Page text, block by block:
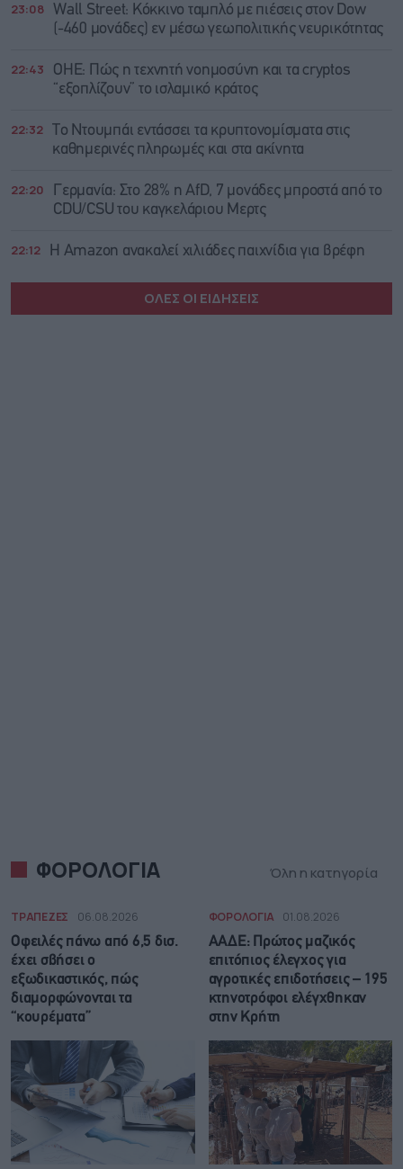
23:08
Wall Street: Κόκκινο ταμπλό με πιέσεις στον Dow
(-460 μονάδες) εν μέσω γεωπολιτικής νευρικότητας
22:43
ΟΗΕ: Πώς η τεχνητή νοημοσύνη και τα cryptos
“εξοπλίζουν” το ισλαμικό κράτος
22:32
Το Ντουμπάι εντάσσει τα κρυπτονομίσματα στις
καθημερινές πληρωμές και στα ακίνητα
22:20
Γερμανία: Στο 28% η AfD, 7 μονάδες μπροστά από το
CDU/CSU του καγκελάριου Μερτς
22:12 Η Amazon ανακαλεί χιλιάδες παιχνίδια για βρέφη
ΟΛΕΣ ΟΙ ΕΙΔΗΣΕΙΣ
ΦΟΡΟΛΟΓΙΑ Όλη η κατηγορία
ΤΡΑΠΕΖΕΣ 06.08.2026
Οφειλές πάνω από 6,5 δισ.
έχει σβήσει ο
εξωδικαστικός, πώς
διαμορφώνονται τα
“κουρέματα”
ΦΟΡΟΛΟΓΙΑ 01.08.2026
ΑΑΔΕ: Πρώτος μαζικός
επιτόπιος έλεγχος για
αγροτικές επιδοτήσεις – 195
κτηνοτρόφοι ελέγχθηκαν
στην Κρήτη